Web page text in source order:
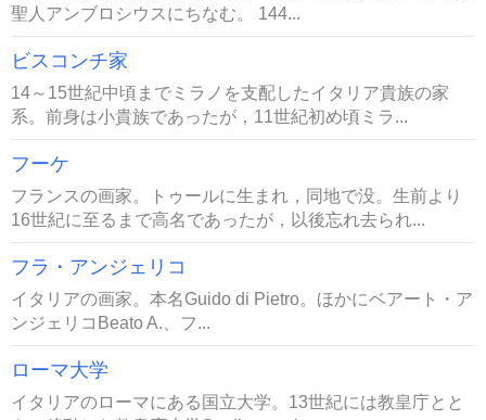
聖人アンブロシウスにちなむ。 144...
ビスコンチ家
14～15世紀中頃までミラノを支配したイタリア貴族の家
系。前身は小貴族であったが，11世紀初め頃ミラ...
フーケ
フランスの画家。トゥールに生まれ，同地で没。生前より
16世紀に至るまで高名であったが，以後忘れ去られ...
フラ・アンジェリコ
イタリアの画家。本名Guido di Pietro。ほかにベアート・ア
ンジェリコBeato A.、フ...
ローマ大学
イタリアのローマにある国立大学。13世紀には教皇庁とと